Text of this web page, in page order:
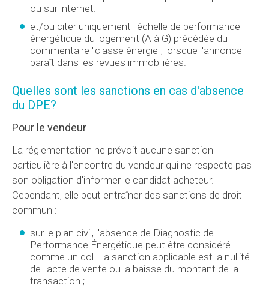
ou sur internet.
et/ou citer uniquement l'échelle de performance
énergétique du logement (A à G) précédée du
commentaire "classe énergie", lorsque l'annonce
paraît dans les revues immobilières.
Quelles sont les sanctions en cas d'absence
du DPE?
Pour le vendeur
La réglementation ne prévoit aucune sanction
particulière à l'encontre du vendeur qui ne respecte pas
son obligation d'informer le candidat acheteur.
Cependant, elle peut entraîner des sanctions de droit
commun :
sur le plan civil, l'absence de Diagnostic de
Performance Énergétique peut être considéré
comme un dol. La sanction applicable est la nullité
de l'acte de vente ou la baisse du montant de la
transaction ;